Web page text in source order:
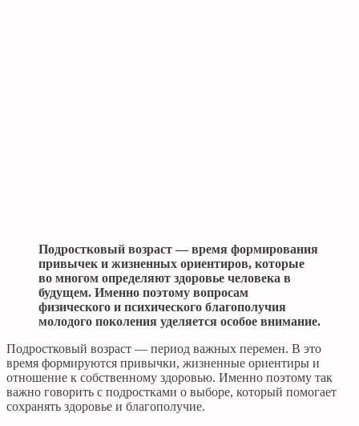
Подростковый возраст — время формирования
привычек и жизненных ориентиров, которые
во многом определяют здоровье человека в
будущем. Именно поэтому вопросам
физического и психического благополучия
молодого поколения уделяется особое внимание.
Подростковый возраст — период важных перемен. В это
время формируются привычки, жизненные ориентиры и
отношение к собственному здоровью. Именно поэтому так
важно говорить с подростками о выборе, который помогает
сохранять здоровье и благополучие.